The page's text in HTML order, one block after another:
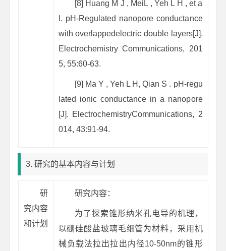
[8] Huang M J , MeiL , Yeh L H , et a
l. pH-Regulated nanopore conductance
with overlappedelectric double layers[J].
Electrochemistry Communications, 201
5, 55:60-63.
[9] Ma Y , Yeh L H, Qian S . pH-regu
lated ionic conductance in a nanopore
[J]. ElectrochemistryCommunications, 2
014, 43:91-94.
3. 研究的基本内容与计划
研
究内容
和计划
研究内容：
为了探索锥形纳米孔电导的机理，
以硼硅酸盐玻璃毛细管为材料，采用机
械负载法拉出拉出内径10-50nm的锥形